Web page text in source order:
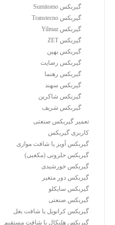
گیربکس Sumitomo
گیربکس Transtecno
گیربکس Yilmaz
گیربکس ZET
گیربکس بهین
گیربکس رضایت
گیربکس رهنما
گیربکس سهند
گیربکس شاکرین
گیربکس شریف
تعمیر گیربکس صنعتی
کاربری گیربکس
گیربکس آویز یا شافت موازی
گیربکس حلزونی (مکعبی)
گیربکس خورشیدی
گیربکس دور متغیر
گیربکس سایکلو
گیربکس صنعتی
گیربکس کرانویل یا شافت بغل
گیربکس هلیکال یا شافت مستقیم